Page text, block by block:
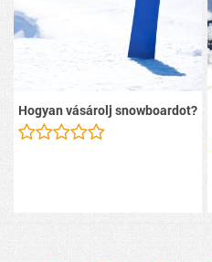
Hogyan vásárolj snowboardot?